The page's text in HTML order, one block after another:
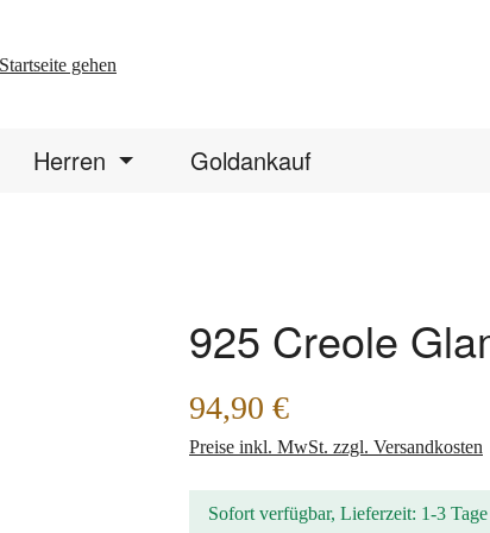
Herren Goldankauf
925 Creole
Regulärer Preis:
94,90 €
Preise inkl. MwSt. zzgl. Versandkosten
Sofort verfügbar, Lieferzeit: 1-3 Tage